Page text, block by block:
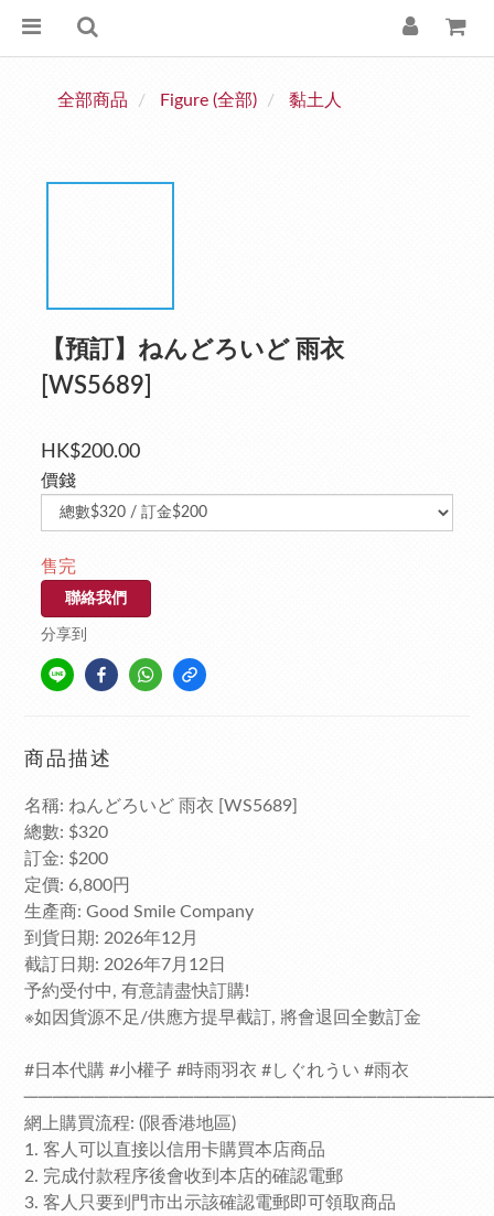
全部商品 Figure (全部) 黏土人
【預訂】ねんどろいど 雨衣
[WS5689]
HK$200.00
價錢
售完
聯絡我們
分享到
商品描述
名稱: ねんどろいど 雨衣 [WS5689]
總數: $320
訂金: $200
定價: 6,800円
生產商: Good Smile Company
到貨日期: 2026年12月
截訂日期: 2026年7月12日
予約受付中, 有意請盡快訂購!
※如因貨源不足/供應方提早截訂, 將會退回全數訂金
#日本代購 #小權子 #時雨羽衣 #しぐれうい #雨衣
網上購買流程: (限香港地區)
1. 客人可以直接以信用卡購買本店商品
2. 完成付款程序後會收到本店的確認電郵
3. 客人只要到門市出示該確認電郵即可領取商品